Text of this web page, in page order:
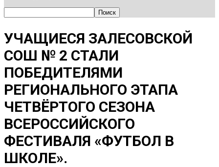
УЧАЩИЕСЯ ЗАЛЕСОВСКОЙ
СОШ № 2 СТАЛИ
ПОБЕДИТЕЛЯМИ
РЕГИОНАЛЬНОГО ЭТАПА
ЧЕТВЁРТОГО СЕЗОНА
ВСЕРОССИЙСКОГО
ФЕСТИВАЛЯ «ФУТБОЛ В
ШКОЛЕ».